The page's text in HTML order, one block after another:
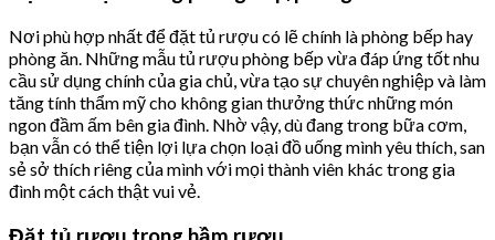
Nơi phù hợp nhất để đặt tủ rượu có lẽ chính là phòng bếp hay
phòng ăn. Những mẫu tủ rượu phòng bếp vừa đáp ứng tốt nhu
cầu sử dụng chính của gia chủ, vừa tạo sự chuyên nghiệp và làm
tăng tính thẩm mỹ cho không gian thưởng thức những món
ngon đầm ấm bên gia đình. Nhờ vậy, dù đang trong bữa cơm,
bạn vẫn có thể tiện lợi lựa chọn loại đồ uống mình yêu thích, san
sẻ sở thích riêng của mình với mọi thành viên khác trong gia
đình một cách thật vui vẻ.